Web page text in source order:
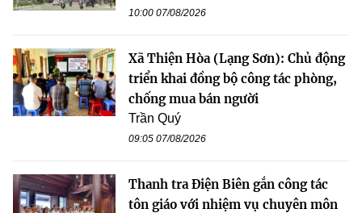
10:00 07/08/2026
Xã Thiện Hòa (Lạng Sơn): Chủ động
triển khai đồng bộ công tác phòng,
chống mua bán người
Trần Quý
09:05 07/08/2026
Thanh tra Điện Biên gắn công tác
tôn giáo với nhiệm vụ chuyên môn